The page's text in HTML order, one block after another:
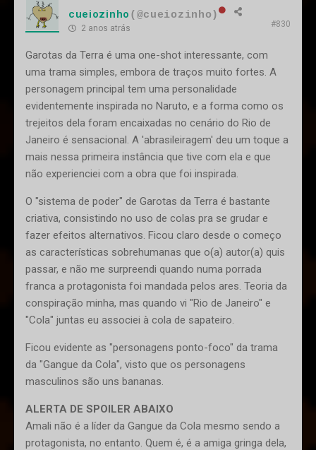
cueiozinho (@cueiozinho)
2 anos atrás #830
Garotas da Terra é uma one-shot interessante, com
uma trama simples, embora de traços muito fortes. A
personagem principal tem uma personalidade
evidentemente inspirada no Naruto, e a forma como os
trejeitos dela foram encaixadas no cenário do Rio de
Janeiro é sensacional. A 'abrasileiragem' deu um toque a
mais nessa primeira instância que tive com ela e que
não experienciei com a obra que foi inspirada.
O "sistema de poder" de Garotas da Terra é bastante
criativa, consistindo no uso de colas pra se grudar e
fazer efeitos alternativos. Ficou claro desde o começo
as características sobrehumanas que o(a) autor(a) quis
passar, e não me surpreendi quando numa porrada
franca a protagonista foi mandada pelos ares. Teoria da
conspiração minha, mas quando vi "Rio de Janeiro" e
"Cola" juntas eu associei à cola de sapateiro.
Ficou evidente as "personagens ponto-foco" da trama
da "Gangue da Cola", visto que os personagens
masculinos são uns bananas.
ALERTA DE SPOILER ABAIXO
Amali não é a líder da Gangue da Cola mesmo sendo a
protagonista, no entanto. Quem é, é a amiga gringa dela,